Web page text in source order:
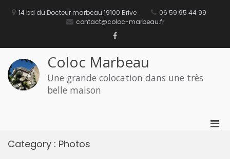
14 bd du Docteur marbeau 19100 Brive
06 59 95 44 99
contact@coloc-marbeau.fr
Facebook
Coloc Marbeau
Une grande colocation dans une très
belle maison
Category : Photos